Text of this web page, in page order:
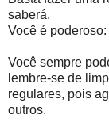
saberá.
Você é
Você sempre
lembre-se de
regulares, pois
outros.